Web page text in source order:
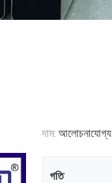
দাম: আলোচনাযোগ্য
গতি